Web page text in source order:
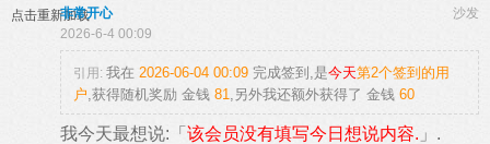
点击重新加载 沙发
非常开心
2026-6-4 00:09
引用: 我在 2026-06-04 00:09 完成签到,是今天第2个签到的用
户,获得随机奖励 金钱 81,另外我还额外获得了 金钱 60
我今天最想说:「 该会员没有填写今日想说内容. 」.